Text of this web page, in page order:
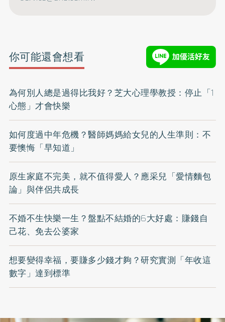
你可能還會想看
為何別人總是過得比我好？芝大心理學教授：停止「1
心態」才會快樂
如何度過中年危機？醫師媽媽給女兒的人生準則：不
要懊悔「早知道」
原生家庭不完美，就不值得愛人？應采兒「愛情麵包
論」與伴侶共成長
不婚不生快樂一生？盤點不結婚的6大好處：賺錢自
己花、免去公婆家
想要變得幸福，要賺多少錢才夠？研究實測「年收這
數字」達到標準